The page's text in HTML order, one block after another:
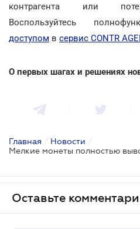
контрагента или
Воспользуйтесь
доступом в сервис CONTR
О первых шагах и решениях
Главная / Новости /
Оставьте